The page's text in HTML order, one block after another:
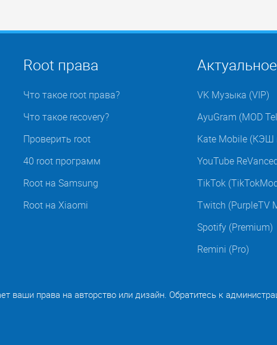
Root права
Что такое root права?
Что такое recovery?
Проверить root
40 root программ
Root на Samsung
Root на Xiaomi
Актуальное
VK Музыка (VIP)
AyuGram (MOD
Kate Mobile (КЭШ
YouTube
TikTok
Twitch (PurpleTV
Spotify (Premium)
Remini (Pro)
ваши права на авторство или дизайн. Обратитесь к